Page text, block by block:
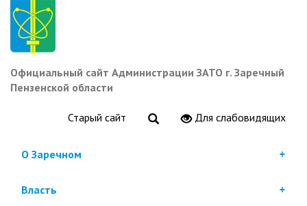
Перейти
основному
содержанию
Официальный сайт Администрации ЗАТО г. Заречный
Пензенской области
Старый сайт Для слабовидящих
О Заречном
Власть